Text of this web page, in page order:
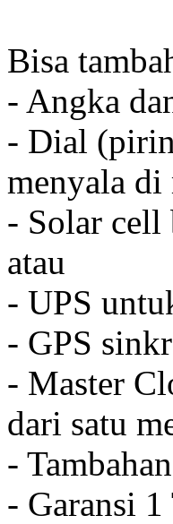
Bisa
- Angka
- Dial
menyala di
- Solar
atau
- UPS
- GPS
- Master
dari satu
-
- Garansi 1